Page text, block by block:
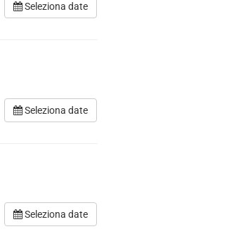
Seleziona date
Seleziona date
Seleziona date